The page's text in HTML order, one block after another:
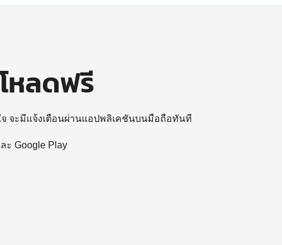
หลดฟรี
จะมีแจ้งเตือนผ่านแอปพลิเคชันบนมือถือทันที
ะ Google Play